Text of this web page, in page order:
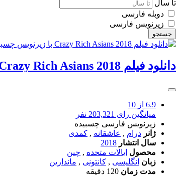
تا سال
دوبله فارسی
زیرنویس فارسی
جستجو
دانلود فیلم Crazy Rich Asians 2018 با زیرنویس چسبیده
6.9 از 10
میانگین رای 203,321 نفر
زیرنویس فارسی چسبیده
ژانر درام , عاشقانه , کمدی
سال انتشار 2018
محصول ایالات متحده , چین
زبان انگلیسی , کانتونی , ماندارین
مدت زمان 120 دقیقه